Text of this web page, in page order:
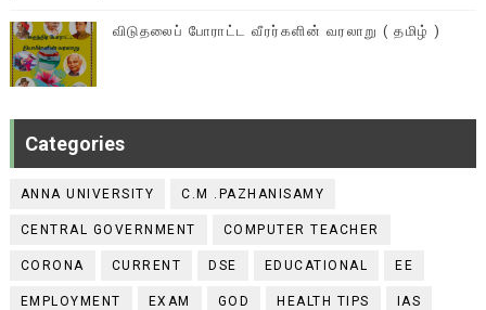
விடுதலைப் போராட்ட வீரர்களின் வரலாறு ( தமிழ் )
Categories
ANNA UNIVERSITY C.M .PAZHANISAMY
CENTRAL GOVERNMENT COMPUTER TEACHER
CORONA CURRENT DSE EDUCATIONAL EE
EMPLOYMENT EXAM GOD HEALTH TIPS IAS